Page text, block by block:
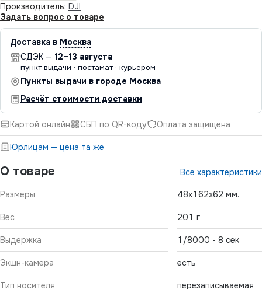
О товаре Все характеристики
Размеры 48x162x62 мм.
Вес 201 г
Выдержка 1/8000 - 8 сек
Экшн-камера есть
Тип носителя
перезаписываемая
Производитель: DJI
Задать вопрос о товаре
Доставка в Москва
СДЭК — 12–13 августа
пункт выдачи · постамат · курьером
Пункты выдачи в городе Москва
Расчёт стоимости доставки
Картой онлайн СБП по QR-коду Оплата защищена
Юрлицам — цена та же